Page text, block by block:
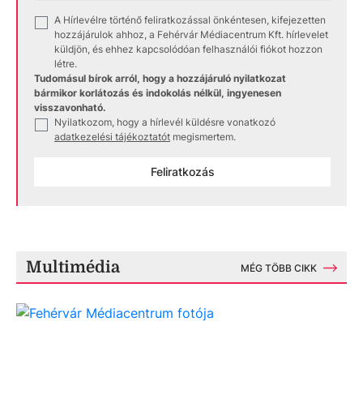
A Hírlevélre történő feliratkozással önkéntesen, kifejezetten
hozzájárulok ahhoz, a Fehérvár Médiacentrum Kft. hírlevelet
küldjön, és ehhez kapcsolódóan felhasználói fiókot hozzon
létre.
Tudomásul bírok arról, hogy a hozzájáruló nyilatkozat
bármikor korlátozás és indokolás nélkül, ingyenesen
visszavonható.
Nyilatkozom, hogy a hírlevél küldésre vonatkozó
adatkezelési tájékoztatót megismertem.
Feliratkozás
Multimédia MÉG TÖBB CIKK